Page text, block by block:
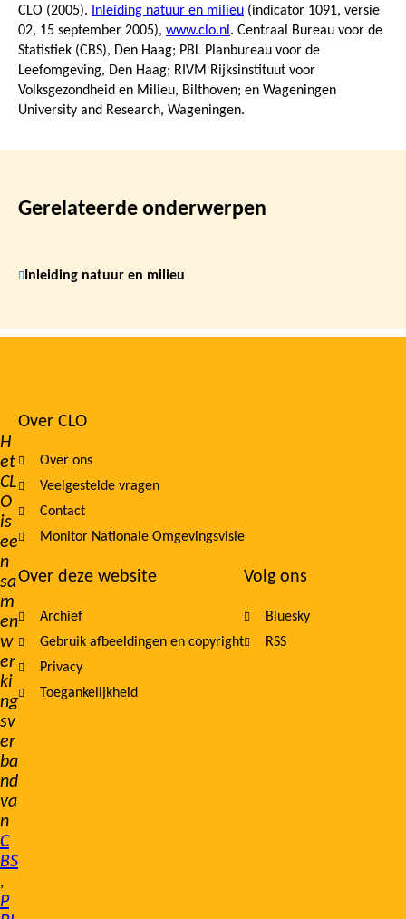
CLO (2005). Inleiding natuur en milieu (indicator 1091, versie
02, 15 september 2005), www.clo.nl . Centraal Bureau voor de
Statistiek (CBS), Den Haag; PBL Planbureau voor de
Leefomgeving, Den Haag; RIVM Rijksinstituut voor
Volksgezondheid en Milieu, Bilthoven; en Wageningen
University and Research, Wageningen.
Gerelateerde onderwerpen
Inleiding natuur en milieu
H
et
CL
O
is
ee
n
sa
m
en
w
er
ki
ng
sv
er
ba
nd
va
n
C
BS
,
P
Footer
navigation
Over CLO
Over ons
Veelgestelde vragen
Contact
Monitor Nationale Omgevingsvisie
Over deze website
Archief
Gebruik afbeeldingen en copyright
Privacy
Toegankelijkheid
Volg ons
Bluesky
RSS